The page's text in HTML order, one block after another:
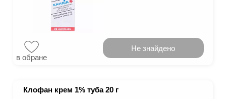
в обране
Не знайдено
Клофан крем 1% туба 20 г